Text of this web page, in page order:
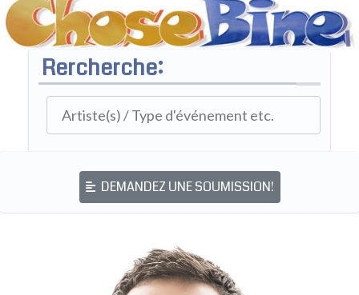
Rercherche:
DEMANDEZ UNE SOUMISSION!